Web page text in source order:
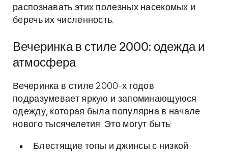
распознавать этих полезных насекомых и
беречь их численность.
Вечеринка в стиле 2000: одежда и
атмосфера
Вечеринка в стиле 2000-х годов
подразумевает яркую и запоминающуюся
одежду, которая была популярна в начале
нового тысячелетия. Это могут быть:
Блестящие топы и джинсы с низкой